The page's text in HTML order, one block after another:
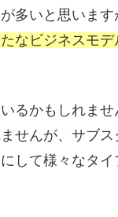
多いと思います
なビジネスモデ
るかもしれませ
せんが、サブス
して様々なタイ